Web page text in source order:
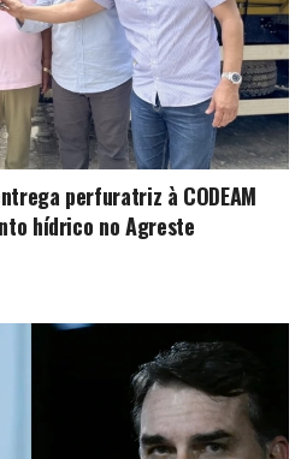
perfuratriz à CODEAM
hídrico no Agreste